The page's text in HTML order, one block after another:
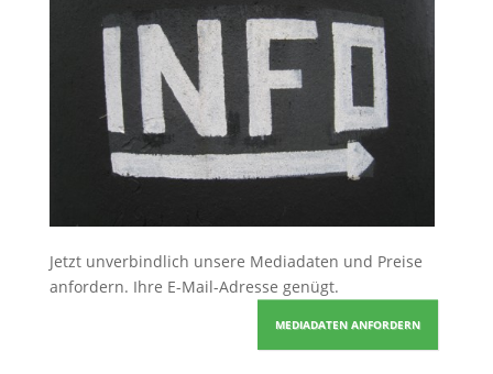
Jetzt unverbindlich unsere Mediadaten und Preise
anfordern. Ihre E-Mail-Adresse genügt.
MEDIADATEN ANFORDERN